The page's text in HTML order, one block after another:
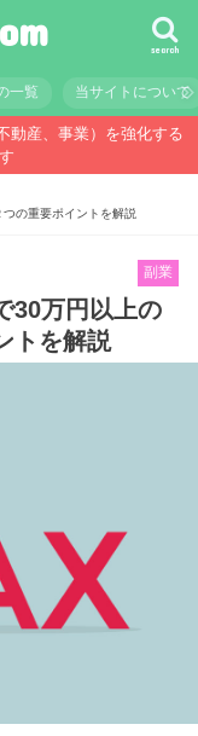
search
一覧 当サイトについて
動産、事業）を強化する
の重要ポイントを解説
副業
30万円以上の
トを解説